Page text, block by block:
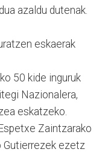
azaldu dutenak.
eskaerak
50 kide inguruk
Nazionalera,
eskatzeko.
Zaintzarako
Gutierrezek ezetz